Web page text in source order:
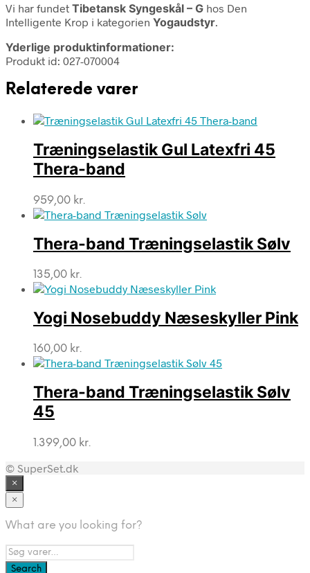
Vi har fundet Tibetansk Syngeskål – G hos Den
Intelligente Krop i kategorien Yogaudstyr.
Yderlige produktinformationer:
Produkt id: 027-070004
Relaterede varer
Træningselastik Gul Latexfri 45
Thera-band
959,00 kr.
Thera-band Træningselastik Sølv
135,00 kr.
Yogi Nosebuddy Næseskyller Pink
160,00 kr.
Thera-band Træningselastik Sølv
45
1.399,00 kr.
© SuperSet.dk
×
×
What are you looking for?